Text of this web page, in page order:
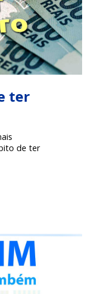
ter
de ter